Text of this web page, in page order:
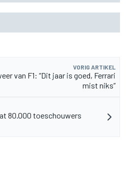
VORIG ARTIKEL
van F1: “Dit jaar is goed, Ferrari
mist niks”
80.000 toeschouwers